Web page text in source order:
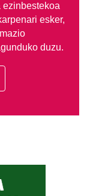
ezinbestekoa
esker,
duzu.